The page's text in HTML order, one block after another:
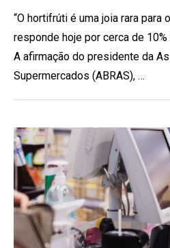
“O hortifrúti é uma joia rara para
responde hoje por cerca de
A afirmação do presidente da
Supermercados (ABRAS), …